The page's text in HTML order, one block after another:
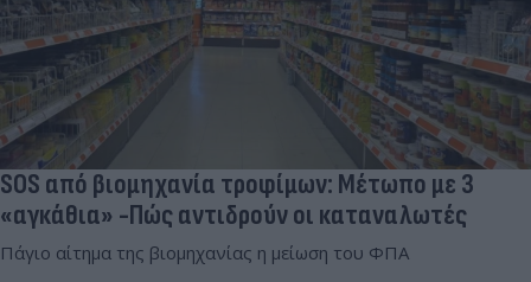
SOS από βιομηχανία τροφίμων: Μέτωπο με 3
«αγκάθια» -Πώς αντιδρούν οι καταναλωτές
Πάγιο αίτημα της βιομηχανίας η μείωση του ΦΠΑ